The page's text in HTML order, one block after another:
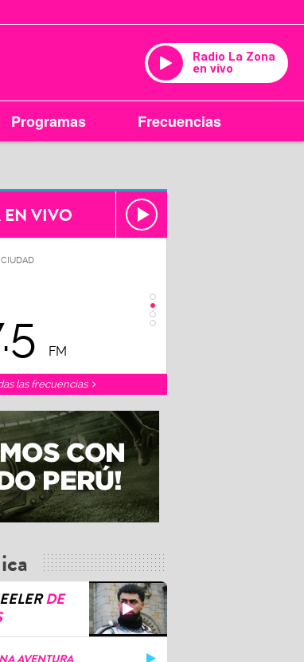
Radio La Zona
en vivo
Programas Frecuencias
EN VIVO
FM 102.3
las frecuencias
DE